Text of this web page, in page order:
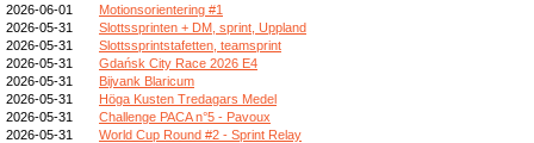
2026-06-01
Motionsorientering #1
2026-05-31
Slottssprinten + DM, sprint, Uppland
2026-05-31
Slottssprintstafetten, teamsprint
2026-05-31
Gdańsk City Race 2026 E4
2026-05-31
Bijvank Blaricum
2026-05-31
Höga Kusten Tredagars Medel
2026-05-31
Challenge PACA n°5 - Pavoux
2026-05-31
World Cup Round #2 - Sprint Relay